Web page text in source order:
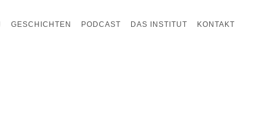
GESCHICHTEN PODCAST DAS INSTITUT KONTAKT